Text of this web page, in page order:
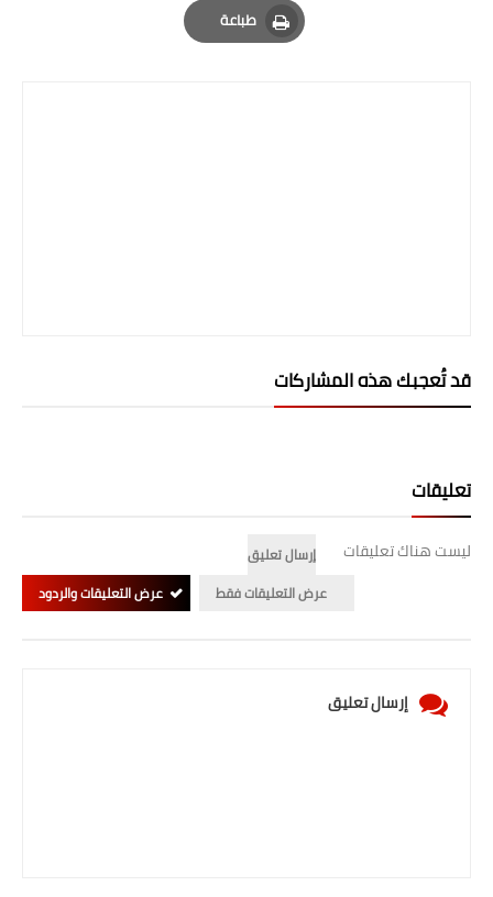
المرحلة الابتدائية
العامة
طباعة
Print
قد تُعجبك هذه المشاركات
تعليقات
ليست هناك تعليقات
إرسال تعليق
عرض التعليقات فقط
عرض التعليقات والردود
إرسال تعليق